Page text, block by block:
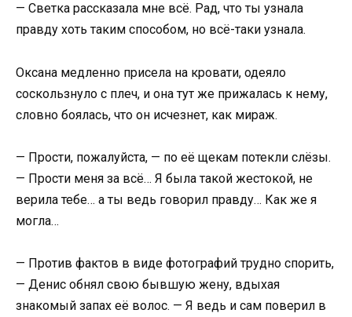
— Светка рассказала мне всё. Рад, что ты узнала
правду хоть таким способом, но всё-таки узнала.
Оксана медленно присела на кровати, одеяло
соскользнуло с плеч, и она тут же прижалась к нему,
словно боялась, что он исчезнет, как мираж.
— Прости, пожалуйста, — по её щекам потекли слёзы.
— Прости меня за всё… Я была такой жестокой, не
верила тебе… а ты ведь говорил правду… Как же я
могла…
— Против фактов в виде фотографий трудно спорить,
— Денис обнял свою бывшую жену, вдыхая
знакомый запах её волос. — Я ведь и сам поверил в